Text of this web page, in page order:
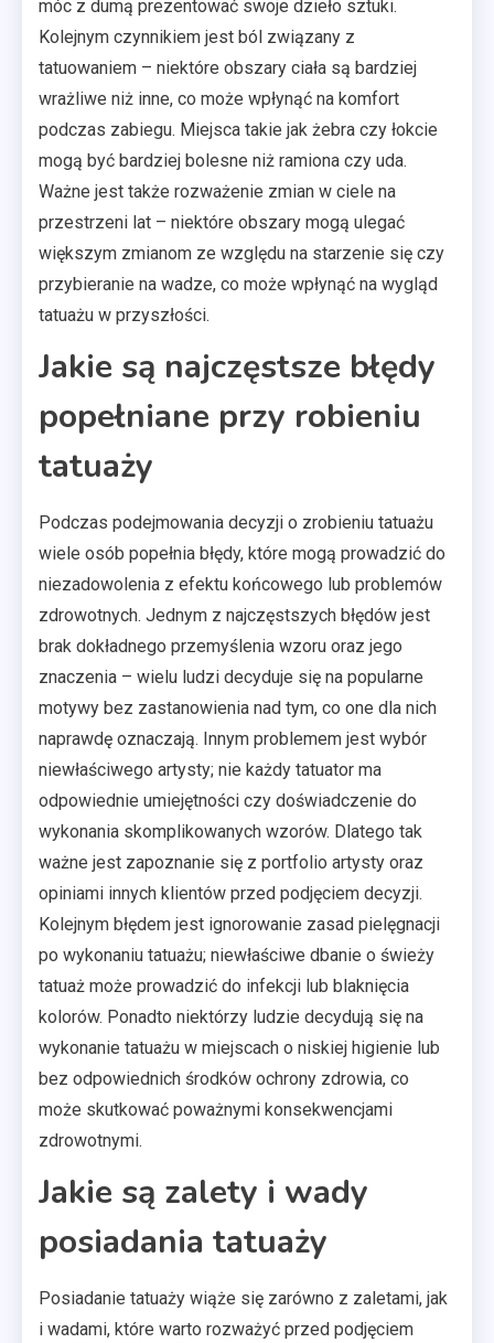
móc z dumą prezentować swoje dzieło sztuki.
Kolejnym czynnikiem jest ból związany z
tatuowaniem – niektóre obszary ciała są bardziej
wrażliwe niż inne, co może wpłynąć na komfort
podczas zabiegu. Miejsca takie jak żebra czy łokcie
mogą być bardziej bolesne niż ramiona czy uda.
Ważne jest także rozważenie zmian w ciele na
przestrzeni lat – niektóre obszary mogą ulegać
większym zmianom ze względu na starzenie się czy
przybieranie na wadze, co może wpłynąć na wygląd
tatuażu w przyszłości.
Jakie są najczęstsze błędy
popełniane przy robieniu
tatuaży
Podczas podejmowania decyzji o zrobieniu tatuażu
wiele osób popełnia błędy, które mogą prowadzić do
niezadowolenia z efektu końcowego lub problemów
zdrowotnych. Jednym z najczęstszych błędów jest
brak dokładnego przemyślenia wzoru oraz jego
znaczenia – wielu ludzi decyduje się na popularne
motywy bez zastanowienia nad tym, co one dla nich
naprawdę oznaczają. Innym problemem jest wybór
niewłaściwego artysty; nie każdy tatuator ma
odpowiednie umiejętności czy doświadczenie do
wykonania skomplikowanych wzorów. Dlatego tak
ważne jest zapoznanie się z portfolio artysty oraz
opiniami innych klientów przed podjęciem decyzji.
Kolejnym błędem jest ignorowanie zasad pielęgnacji
po wykonaniu tatuażu; niewłaściwe dbanie o świeży
tatuaż może prowadzić do infekcji lub blaknięcia
kolorów. Ponadto niektórzy ludzie decydują się na
wykonanie tatuażu w miejscach o niskiej higienie lub
bez odpowiednich środków ochrony zdrowia, co
może skutkować poważnymi konsekwencjami
zdrowotnymi.
Jakie są zalety i wady
posiadania tatuaży
Posiadanie tatuaży wiąże się zarówno z zaletami, jak
i wadami, które warto rozważyć przed podjęciem